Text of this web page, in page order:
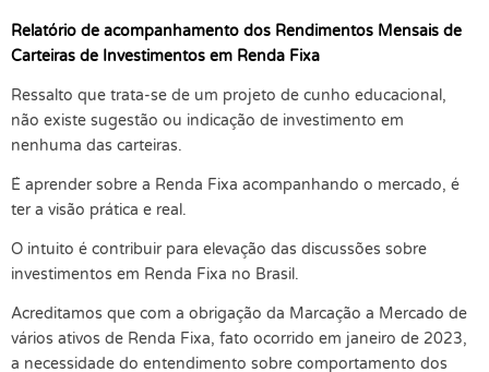
Relatório de acompanhamento dos Rendimentos Mensais de
Carteiras de Investimentos em Renda Fixa
Ressalto que trata-se de um projeto de cunho educacional,
não existe sugestão ou indicação de investimento em
nenhuma das carteiras.
É aprender sobre a Renda Fixa acompanhando o mercado, é
ter a visão prática e real.
O intuito é contribuir para elevação das discussões sobre
investimentos em Renda Fixa no Brasil.
Acreditamos que com a obrigação da Marcação a Mercado de
vários ativos de Renda Fixa, fato ocorrido em janeiro de 2023,
a necessidade do entendimento sobre comportamento dos